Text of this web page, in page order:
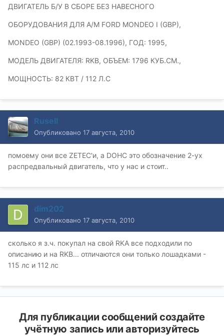
ДВИГАТЕЛЬ Б/У В СБОРЕ БЕЗ НАВЕСНОГО
ОБОРУДОВАНИЯ ДЛЯ А/М FORD MONDEO I (GBP),
MONDEO (GBP) (02.1993-08.1996), ГОД: 1995,
МОДЕЛЬ ДВИГАТЕЛЯ: RKB, ОБЪЕМ: 1796 КУБ.СМ.,
МОЩНОСТЬ: 82 КВТ / 112 Л.С
Rusell
Опубликовано 17 августа, 2010
помоему они все ZETEC'и, а DOHC это обозначение 2-ух
распредвальный двигатель, что у нас и стоит..
dim202
Опубликовано 17 августа, 2010
сколько я з.ч. покупал на свой RKA все подходили по
описанию и на RKB... отличаются они только лошадками -
115 лс и 112 лс
Для публикации сообщений создайте
учётную запись или авторизуйтесь